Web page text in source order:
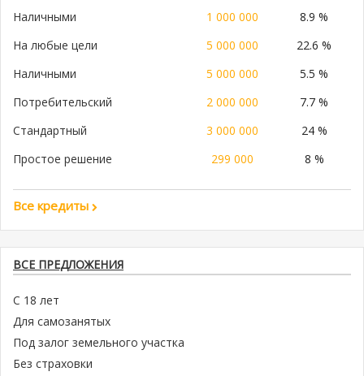
Наличными 1 000 000
8.9 %
На любые цели
5 000 000
22.6 %
Наличными
5 000 000
5.5 %
Потребительский
2 000 000
7.7 %
Стандартный
3 000 000
24 %
Простое решение
299 000 8 %
Все кредиты
ВСЕ ПРЕДЛОЖЕНИЯ
С 18 лет
Для самозанятых
Под залог земельного участка
Без страховки